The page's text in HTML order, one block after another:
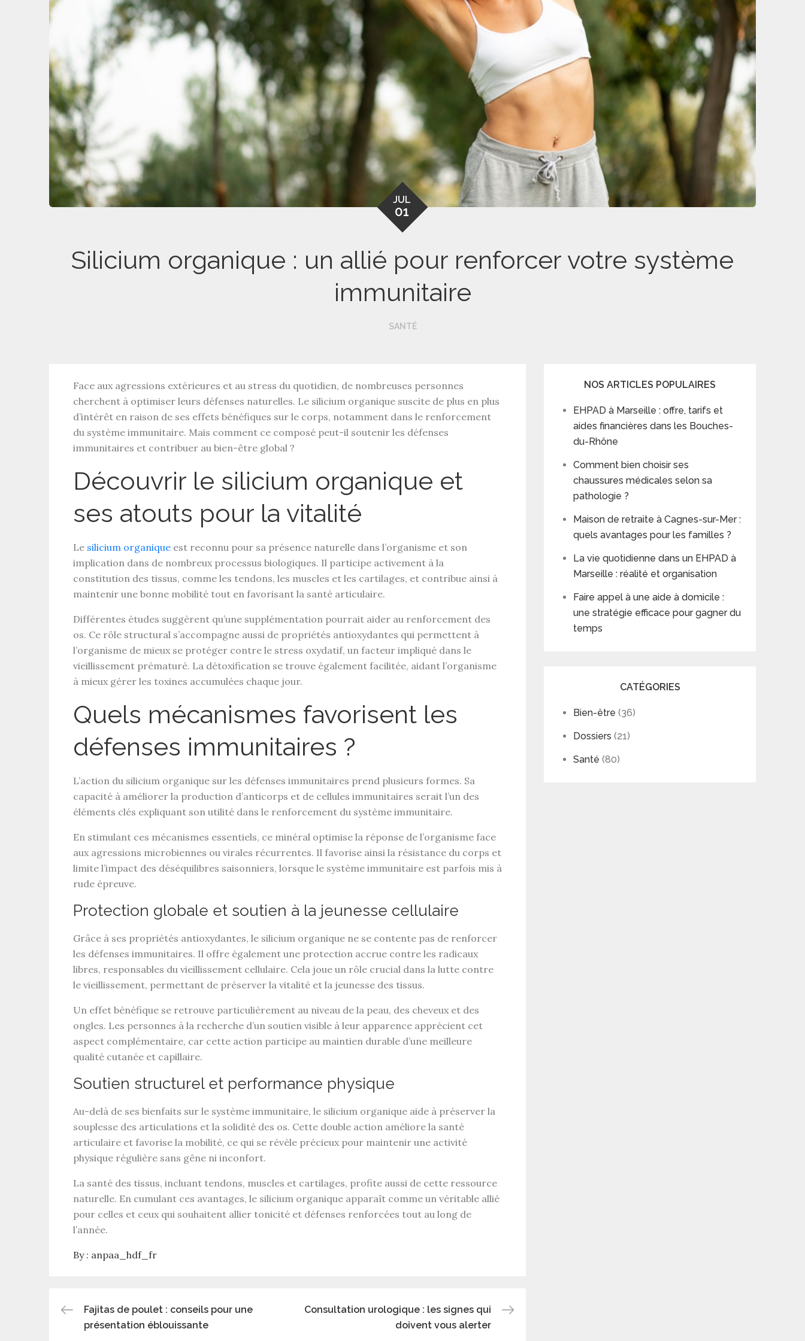
JUL
01
Silicium organique : un allié pour renforcer votre système
immunitaire
SANTÉ
Face aux agressions extérieures et au stress du quotidien, de nombreuses personnes
cherchent à optimiser leurs défenses naturelles. Le silicium organique suscite de plus en plus
d’intérêt en raison de ses effets bénéfiques sur le corps, notamment dans le renforcement
du système immunitaire. Mais comment ce composé peut-il soutenir les défenses
immunitaires et contribuer au bien-être global ?
Découvrir le silicium organique et
ses atouts pour la vitalité
Le silicium organique est reconnu pour sa présence naturelle dans l’organisme et son
implication dans de nombreux processus biologiques. Il participe activement à la
constitution des tissus, comme les tendons, les muscles et les cartilages, et contribue ainsi à
maintenir une bonne mobilité tout en favorisant la santé articulaire.
Différentes études suggèrent qu’une supplémentation pourrait aider au renforcement des
os. Ce rôle structural s’accompagne aussi de propriétés antioxydantes qui permettent à
l’organisme de mieux se protéger contre le stress oxydatif, un facteur impliqué dans le
vieillissement prématuré. La détoxification se trouve également facilitée, aidant l’organisme
à mieux gérer les toxines accumulées chaque jour.
Quels mécanismes favorisent les
défenses immunitaires ?
L’action du silicium organique sur les défenses immunitaires prend plusieurs formes. Sa
capacité à améliorer la production d’anticorps et de cellules immunitaires serait l’un des
éléments clés expliquant son utilité dans le renforcement du système immunitaire.
En stimulant ces mécanismes essentiels, ce minéral optimise la réponse de l’organisme face
aux agressions microbiennes ou virales récurrentes. Il favorise ainsi la résistance du corps et
limite l’impact des déséquilibres saisonniers, lorsque le système immunitaire est parfois mis à
rude épreuve.
Protection globale et soutien à la jeunesse cellulaire
Grâce à ses propriétés antioxydantes, le silicium organique ne se contente pas de renforcer
les défenses immunitaires. Il offre également une protection accrue contre les radicaux
libres, responsables du vieillissement cellulaire. Cela joue un rôle crucial dans la lutte contre
le vieillissement, permettant de préserver la vitalité et la jeunesse des tissus.
Un effet bénéfique se retrouve particulièrement au niveau de la peau, des cheveux et des
ongles. Les personnes à la recherche d’un soutien visible à leur apparence apprécient cet
aspect complémentaire, car cette action participe au maintien durable d’une meilleure
qualité cutanée et capillaire.
Soutien structurel et performance physique
Au-delà de ses bienfaits sur le système immunitaire, le silicium organique aide à préserver la
souplesse des articulations et la solidité des os. Cette double action améliore la santé
articulaire et favorise la mobilité, ce qui se révèle précieux pour maintenir une activité
physique régulière sans gêne ni inconfort.
La santé des tissus, incluant tendons, muscles et cartilages, profite aussi de cette ressource
naturelle. En cumulant ces avantages, le silicium organique apparaît comme un véritable allié
pour celles et ceux qui souhaitent allier tonicité et défenses renforcées tout au long de
l’année.
By : anpaa_hdf_fr
Post
Fajitas de poulet : conseils pour une
présentation éblouissante
Consultation urologique : les signes qui
doivent vous alerter
NOS ARTICLES POPULAIRES
EHPAD à Marseille : offre, tarifs et
aides financières dans les Bouches-
du-Rhône
Comment bien choisir ses
chaussures médicales selon sa
pathologie ?
Maison de retraite à Cagnes-sur-Mer :
quels avantages pour les familles ?
La vie quotidienne dans un EHPAD à
Marseille : réalité et organisation
Faire appel à une aide à domicile :
une stratégie efficace pour gagner du
temps
CATÉGORIES
Bien-être (36)
Dossiers (21)
Santé (80)